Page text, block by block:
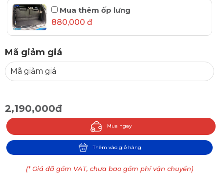
Mua thêm ốp lưng
880,000 đ
Mã giảm giá
2,190,000đ
Mua ngay
Thêm vào giỏ hàng
(* Giá đã gồm VAT, chưa bao gồm phí vận chuyển)